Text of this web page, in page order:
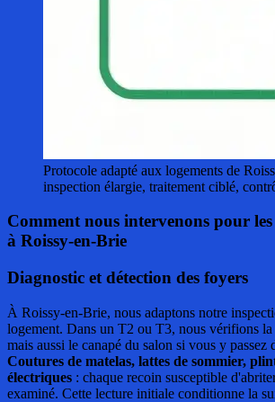
Protocole adapté aux logements de
inspection élargie, traitement ciblé,
Comment nous intervenons pour
à Roissy-en-Brie
Diagnostic et détection des foyers
À Roissy-en-Brie, nous adaptons notre
logement. Dans un T2 ou T3, nous vérifions
mais aussi le canapé du salon si vous y passez
Coutures de matelas, lattes de sommier,
électriques : chaque recoin susceptible
examiné. Cette lecture initiale conditionne la